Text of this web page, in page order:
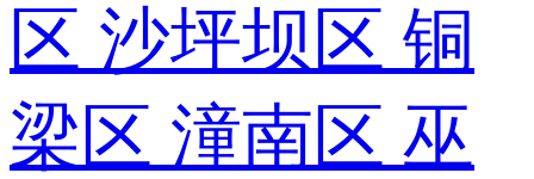
区 沙坪坝区 铜
梁区 潼南区 巫